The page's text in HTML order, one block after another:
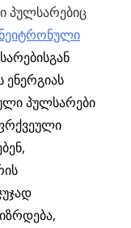
პულსარებიც
ნეიტრონული
ენერგიას
პულსარები